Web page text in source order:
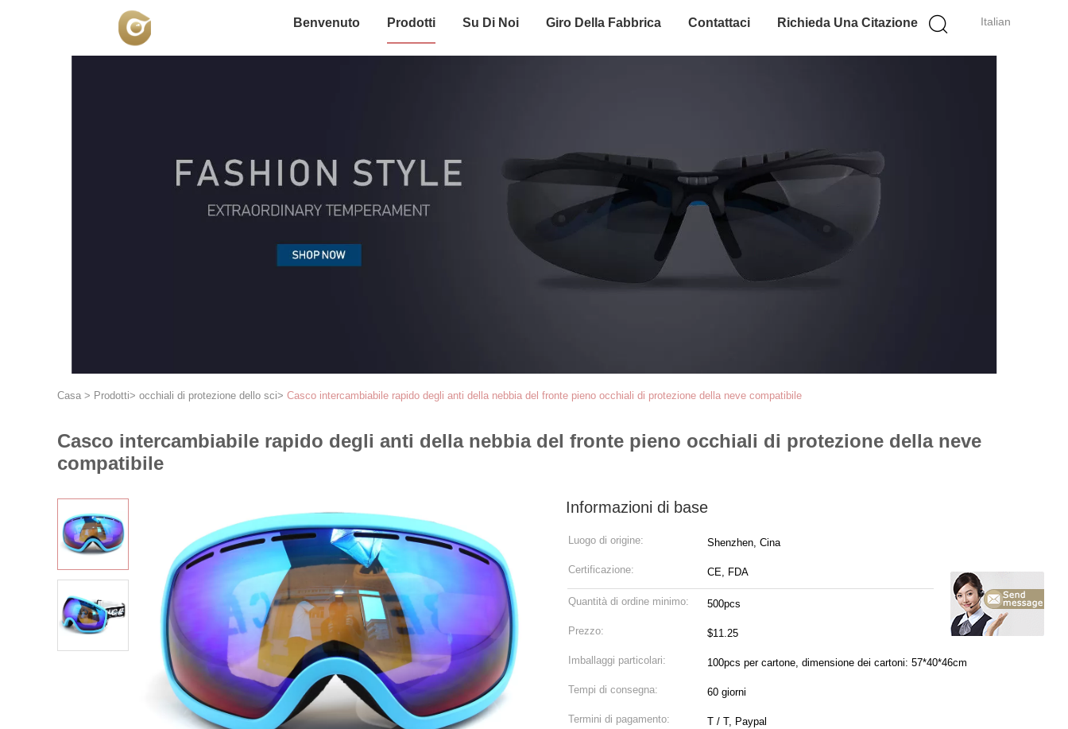
Italian
Benvenuto Prodotti Su Di Noi Giro Della Fabbrica Contattaci Richieda Una Citazione
Casa > Prodotti> occhiali di protezione dello sci> Casco intercambiabile rapido degli anti della nebbia del fronte pieno occhiali di protezione della neve compatibile
Casco intercambiabile rapido degli anti della nebbia del fronte pieno occhiali di protezione della neve
compatibile
Informazioni di base
Luogo di origine: Shenzhen, Cina
Certificazione: CE, FDA
Quantità di ordine minimo: 500pcs
Prezzo: $11.25
Imballaggi particolari: 100pcs per cartone, dimensione dei cartoni: 57*40*46cm
Tempi di consegna: 60 giorni
Termini di pagamento: T / T, Paypal